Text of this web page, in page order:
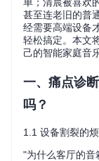
甚至连老旧的普
经需要高端设备
轻松搞定。本文
己的智能家庭音
一、痛点诊
吗？
1.1 设备割裂的
"为什么客厅的音